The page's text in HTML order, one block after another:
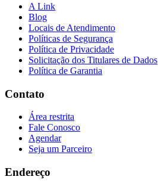
A Link
Blog
Locais de Atendimento
Políticas de Segurança
Política de Privacidade
Solicitação dos Titulares de Dados
Política de Garantia
Contato
Área restrita
Fale Conosco
Agendar
Seja um Parceiro
Endereço